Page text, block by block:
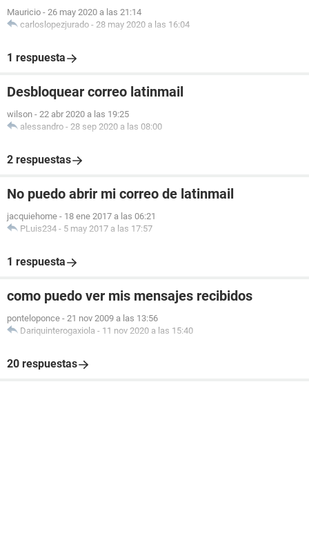
Mauricio - 26 may 2020 a las 21:14
carloslopezjurado - 28 may 2020 a las 16:04
1 respuesta
Desbloquear correo latinmail
wilson - 22 abr 2020 a las 19:25
alessandro - 28 sep 2020 a las 08:00
2 respuestas
No puedo abrir mi correo de latinmail
jacquiehome - 18 ene 2017 a las 06:21
PLuis234 - 5 may 2017 a las 17:57
1 respuesta
como puedo ver mis mensajes recibidos
ponteloponce - 21 nov 2009 a las 13:56
Dariquinterogaxiola - 11 nov 2020 a las 15:40
20 respuestas